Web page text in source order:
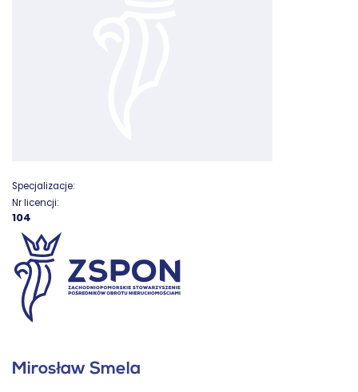
Specjalizacje:
Nr licencji:
104
Mirosław Smela